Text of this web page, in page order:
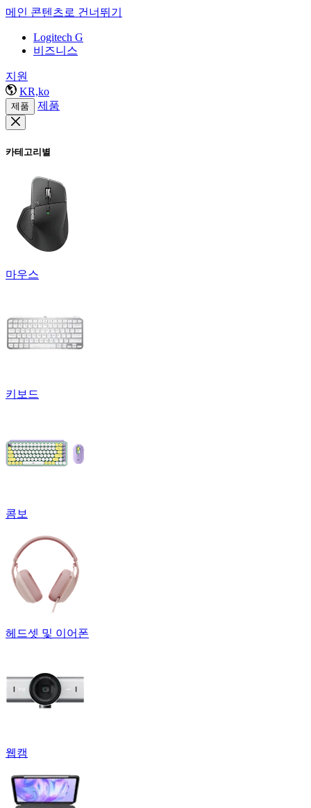
메인 콘텐츠로 건너뛰기
Logitech G
비즈니스
지원
KR,ko
제품 제품
카테고리별
마우스
키보드
콤보
헤드셋 및 이어폰
웹캠